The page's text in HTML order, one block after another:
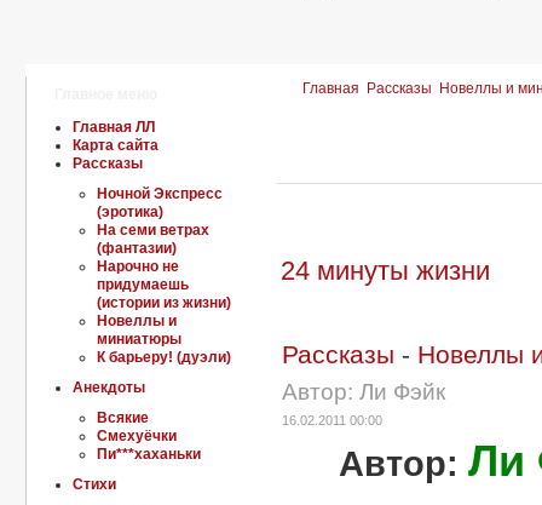
Главная ЛЛ
Карта сайта
Рассказы
Ночной Экспресс
(эротика)
На семи ветрах
(фантазии)
Нарочно не
придумаешь
(истории из жизни)
Новеллы и
миниатюры
К барьеру! (дуэли)
Анекдоты
Всякие
Смехуёчки
Пи***хаханьки
Стихи
Главная Рассказы Новеллы и
24 минуты жизни
Рассказы - Новеллы
Автор: Ли Фэйк
16.02.2011 00:00
Автор:Ли